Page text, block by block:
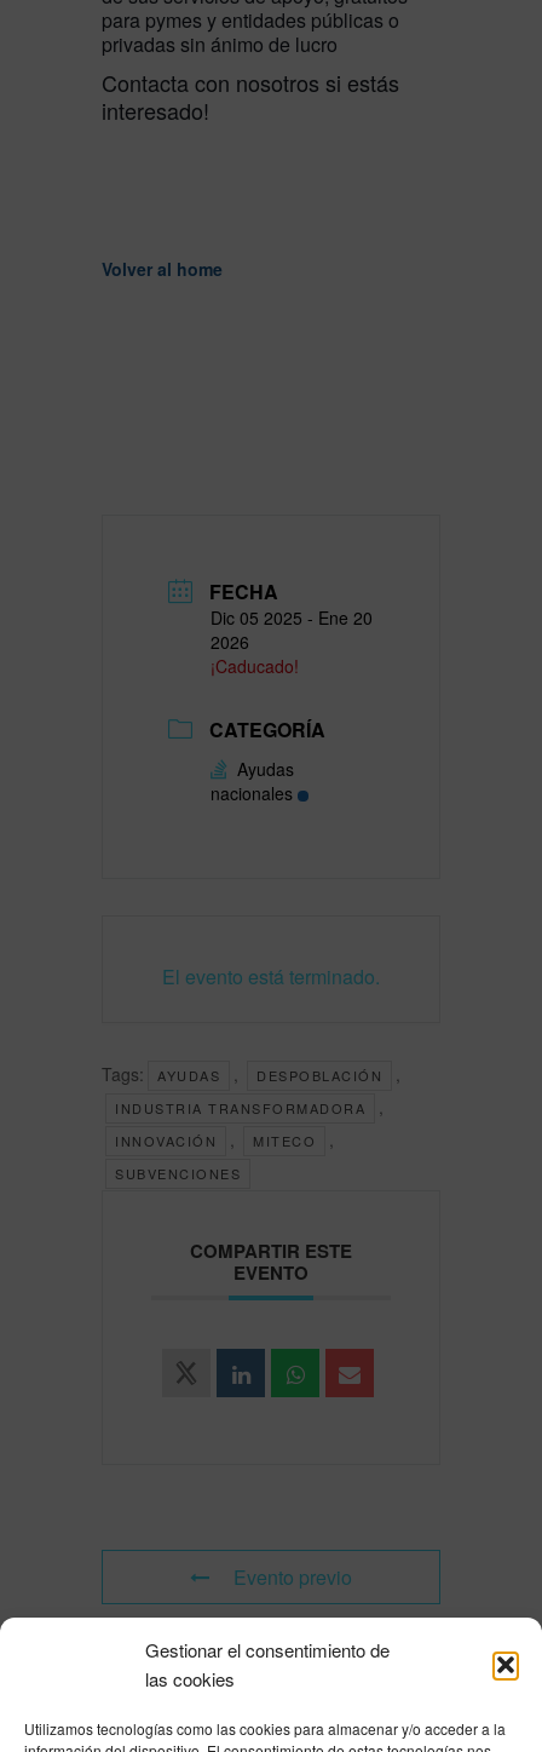
Gestionar el consentimiento de
las cookies
Utilizamos tecnologías como las cookies para almacenar y/o acceder a la
para pymes y entidades públicas o
privadas sin ánimo de lucro
Contacta con nosotros si estás
interesado!
Volver al home
FECHA
Dic 05 2025 - Ene 20
2026
¡Caducado!
CATEGORÍA
Ayudas
nacionales
El evento está terminado.
Tags: AYUDAS DESPOBLACIÓN
INDUSTRIA TRANSFORMADORA
INNOVACIÓN MITECO
SUBVENCIONES
COMPARTIR ESTE
EVENTO
Evento previo
Evento siguiente
Powered byModern Events Calendar